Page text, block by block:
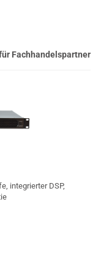
Fachhandelspartner
integrierter DSP,